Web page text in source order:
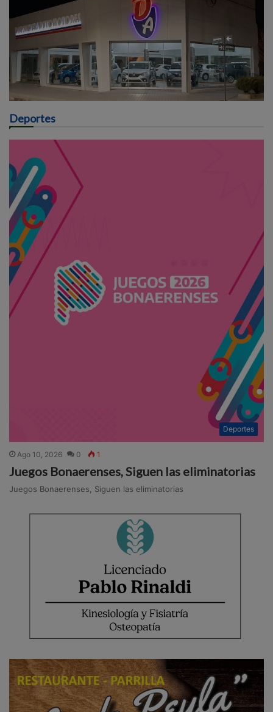
Deportes
Deportes
Ago 10, 2026 0 1
Juegos Bonaerenses, Siguen las eliminatorias
Juegos Bonaerenses, Siguen las eliminatorias